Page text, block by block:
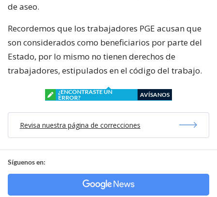
de aseo.
Recordemos que los trabajadores PGE acusan que
son considerados como beneficiarios por parte del
Estado, por lo mismo no tienen derechos de
trabajadores, estipulados en el código del trabajo.
¿ENCONTRASTE UN
ERROR?
AVÍSANOS
Revisa nuestra página de correcciones
Síguenos en: